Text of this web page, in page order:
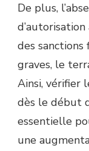
De plus,
des sanctions
graves, le
Ainsi, vérifier
dès le début
essentielle
une